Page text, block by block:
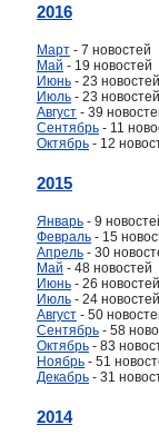
2016
Март - 7 новостей
Май - 19 новостей
Июнь - 23 новостей
Июль - 23 новостей
Август - 39
Сентябрь - 11
Октябрь - 12
2015
Январь - 9
Февраль - 15
Апрель - 30
Май - 48 новостей
Июнь - 26 новостей
Июль - 24 новостей
Август - 50
Сентябрь - 58
Октябрь - 83
Ноябрь - 51
Декабрь - 31
2014